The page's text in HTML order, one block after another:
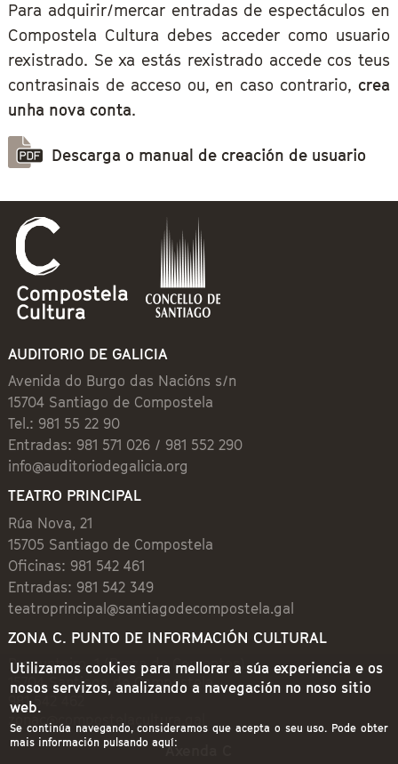
Para adquirir/mercar entradas de espectáculos en
Compostela Cultura debes acceder como usuario
rexistrado. Se xa estás rexistrado accede cos teus
contrasinais de acceso ou, en caso contrario, crea
unha nova conta.
Descarga o manual de creación de usuario
AUDITORIO DE GALICIA
Avenida do Burgo das Nacións s/n
15704 Santiago de Compostela
Tel.: 981 55 22 90
Entradas: 981 571 026 / 981 552 290
info@auditoriodegalicia.org
TEATRO PRINCIPAL
Rúa Nova, 21
15705 Santiago de Compostela
Oficinas: 981 542 461
Entradas: 981 542 349
teatroprincipal@santiagodecompostela.gal
ZONA C. PUNTO DE INFORMACIÓN CULTURAL
Preguntoiro, 1 (Praza de Cervantes)
15704 Santiago de Compostela
981 542 462
zonac@compostelacultura.gal
Axenda C
Utilizamos cookies para mellorar a súa experiencia e os
nosos servizos, analizando a navegación no noso sitio
web.
Se continúa navegando, consideramos que acepta o seu uso. Pode obter
mais información pulsando aquí: